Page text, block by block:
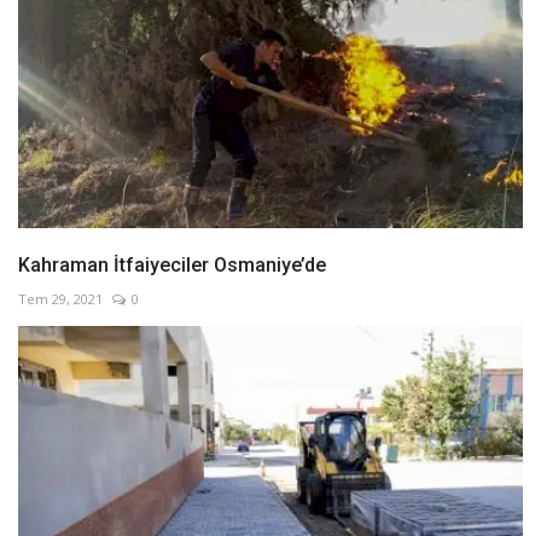
Kahraman İtfaiyeciler Osmaniye’de
Tem 29, 2021 0